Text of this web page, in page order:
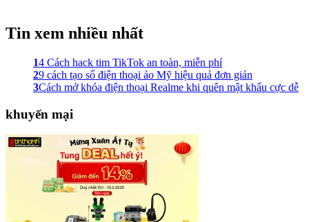
Tin xem nhiều nhất
14 Cách hack tim TikTok an toàn, miễn phí
29 cách tạo số điện thoại ảo Mỹ hiệu quả đơn giản
3Cách mở khóa điện thoại Realme khi quên mật khẩu cực dễ
khuyến mại